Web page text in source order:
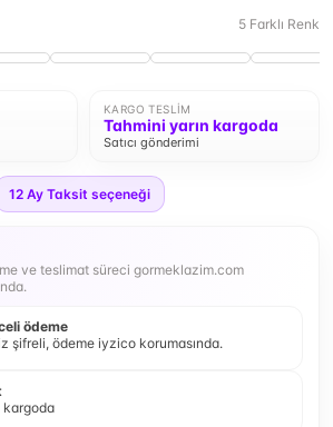
5 Farklı Renk
KARGO TESLIM
Tahmini yarın kargoda
Satıcı gönderimi
12 Ay Taksit seçeneği
ve teslimat süreci gormeklazim.com
ödeme
şifreli, ödeme iyzico korumasında.
kargoda